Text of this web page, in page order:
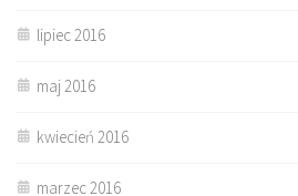
lipiec 2016
maj 2016
kwiecień 2016
marzec 2016